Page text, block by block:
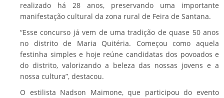
realizado há 28 anos, preservando uma importante
manifestação cultural da zona rural de Feira de Santana.
“Esse concurso já vem de uma tradição de quase 50 anos
no distrito de Maria Quitéria. Começou como aquela
festinha simples e hoje reúne candidatas dos povoados e
do distrito, valorizando a beleza das nossas jovens e a
nossa cultura”, destacou.
O estilista Nadson Maimone, que participou do evento